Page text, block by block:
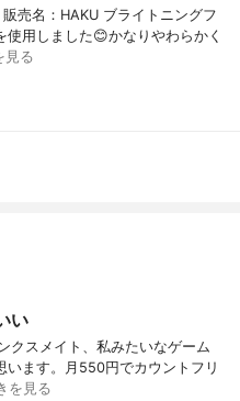
売名：HAKU ブライトニングフ
用しました😊かなりやわらかく
見る
い
クスメイト、私みたいなゲーム
ます。月550円でカウントフリ
を見る